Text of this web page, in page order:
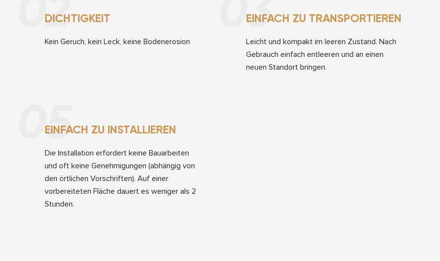
DICHTIGKEIT
Kein Geruch, kein Leck, keine Bodenerosion
EINFACH ZU TRANSPORTIEREN
Leicht und kompakt im leeren Zustand. Nach
Gebrauch einfach entleeren und an einen
neuen Standort bringen.
05
EINFACH ZU INSTALLIEREN
Die Installation erfordert keine Bauarbeiten
und oft keine Genehmigungen (abhängig von
den örtlichen Vorschriften). Auf einer
vorbereiteten Fläche dauert es weniger als 2
Stunden.